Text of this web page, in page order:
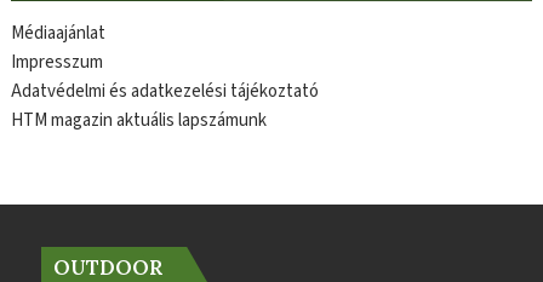
Médiaajánlat
Impresszum
Adatvédelmi és adatkezelési tájékoztató
HTM magazin aktuális lapszámunk
OUTDOOR